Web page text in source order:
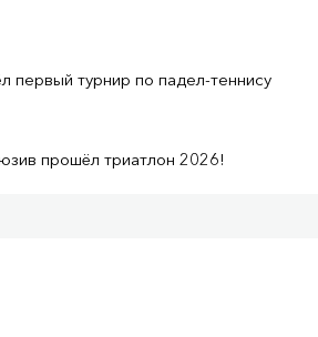
первый турнир по падел-теннису
прошёл триатлон 2026!